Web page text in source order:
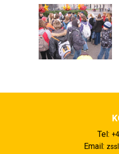
Tel:
Email: